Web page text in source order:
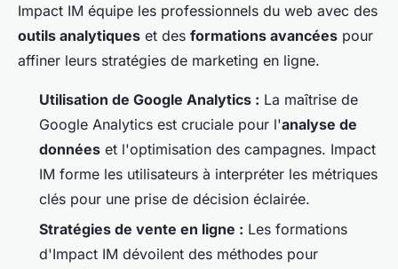
Impact IM équipe les professionnels du web avec des
outils analytiques et des formations avancées pour
affiner leurs stratégies de marketing en ligne.
Utilisation de Google Analytics : La maîtrise de
Google Analytics est cruciale pour l'analyse de
données et l'optimisation des campagnes. Impact
IM forme les utilisateurs à interpréter les métriques
clés pour une prise de décision éclairée.
Stratégies de vente en ligne : Les formations
d'Impact IM dévoilent des méthodes pour